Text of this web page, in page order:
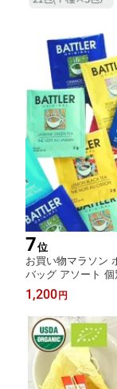
7位
お買い物マラソン
バッグ アソート 個
1包 7種類 無糖 お
ト アールグレイ
トティー
1,200円